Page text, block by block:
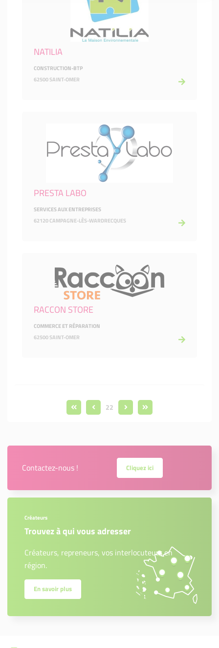
NATILIA
CONSTRUCTION-BTP
62500 SAINT-OMER
PRESTA LABO
SERVICES AUX ENTREPRISES
62120 CAMPAGNE-LÈS-WARDRECQUES
RACCON STORE
COMMERCE ET RÉPARATION
62500 SAINT-OMER
22
Contactez-nous ! Cliquez ici
Créateurs
Trouvez à qui vous adresser
Créateurs, repreneurs, vos interlocuteurs en
région.
En savoir plus